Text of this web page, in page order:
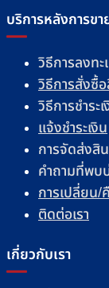
บริการหลังการขา
วิธีการลงทะ
วิธีการสั่งซื้
วิธีการชำระเ
แจ้งชำระเงิน
การจัดส่งสิ
คำถามที่พบ
การเปลี่ยน/
ติดต่อเรา
เกี่ยวกับเรา